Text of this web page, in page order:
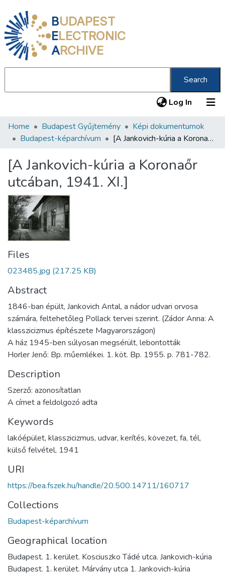
BUDAPEST
ELECTRONIC
ARCHIVE
Search
Log In (current)
Communities & Collections
Statistics
About us
Home Budapest Gyűjtemény
Képi dokumentumok
Budapest-képarchívum
[A Jankovich-kúria a Koronaőr utcában, 1941. XI.]
[A Jankovich-kúria a Koronaőr
utcában, 1941. XI.]
Files
023485.jpg (217.25 KB)
Abstract
1846-ban épült, Jankovich Antal, a nádor udvari orvosa
számára, feltehetőleg Pollack tervei szerint. (Zádor Anna: A
klasszicizmus építészete Magyarországon)
A ház 1945-ben súlyosan megsérült, lebontották
Horler Jenő: Bp. műemlékei. 1. köt. Bp. 1955. p. 781-782.
Description
Szerző: azonosítatlan
A címet a feldolgozó adta
Keywords
lakóépület, klasszicizmus, udvar, kerítés, kövezet, fa, tél,
külső felvétel, 1941
URI
https://bea.fszek.hu/handle/20.500.14711/160717
Collections
Budapest-képarchívum
Geographical location
Budapest. 1. kerület. Kosciuszko Tádé utca. Jankovich-kúria
Budapest. 1. kerület. Márvány utca 1. Jankovich-kúria